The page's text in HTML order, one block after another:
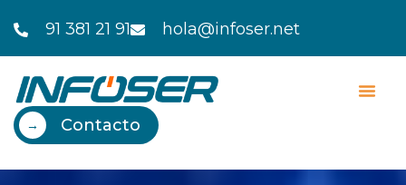
91 381 21 91 hola@infoser.net
→ Contacto